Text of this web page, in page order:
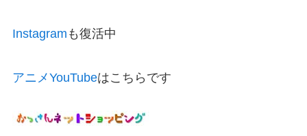
Instagram も復活中
アニメYouTubeはこちらです